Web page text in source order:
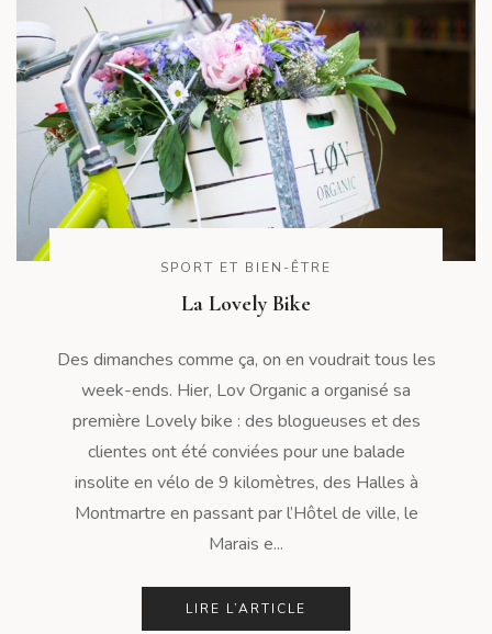
SPORT ET BIEN-ÊTRE
La Lovely Bike
Des dimanches comme ça, on en voudrait tous les
week-ends. Hier, Lov Organic a organisé sa
première Lovely bike : des blogueuses et des
clientes ont été conviées pour une balade
insolite en vélo de 9 kilomètres, des Halles à
Montmartre en passant par l’Hôtel de ville, le
Marais e...
LIRE L’ARTICLE